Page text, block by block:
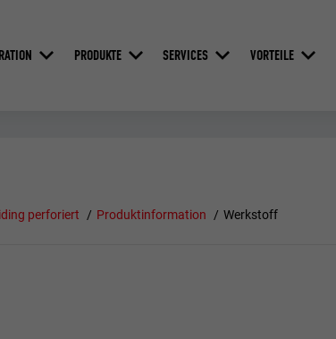
PRODUKTE SERVICES VORTEILE
perforiert Produktinformation Werkstoff